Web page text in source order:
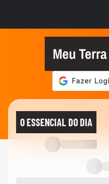
Vozinha é
Colo-Colo
Raio
jogador e
Neymar
contra o
Meu Terra
O ESSENCIAL DO DIA